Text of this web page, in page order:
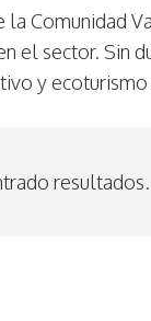
Comunidad
el sector. Sin
y
resultados.